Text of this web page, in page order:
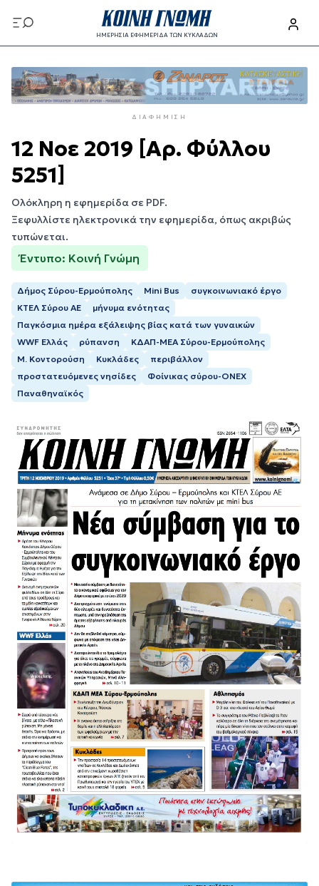
προς
το
περιεχόμενο
ΗΜΕΡΗΣΙΑ ΕΦΗΜΕΡΙΔΑ ΤΩΝ ΚΥΚΛΑΔΩΝ
προς
το
κυρίως
ΔΙΑΦΉΜΙΣΗ
12 Νοε 2019 [Αρ. Φύλλου
5251]
Ολόκληρη η εφημερίδα σε PDF.
Ξεφυλλίστε ηλεκτρονικά την εφημερίδα, όπως ακριβώς
τυπώνεται.
Έντυπο: Κοινή Γνώμη
Δήμος Σύρου-Ερμούπολης Mini Bus
συγκοινωνιακό έργο
ΚΤΕΛ Σύρου ΑΕ
μήνυμα ενότητας
Παγκόσμια ημέρα εξάλειψης βίας κατά των γυναικών
WWF Ελλάς
ρύπανση
ΚΔΑΠ-ΜΕΑ Σύρου-Ερμούπολης
Μ. Κοντορούση
Κυκλάδες
περιβάλλον
προστατευόμενες νησίδες
Φοίνικας σύρου-ONEX
Παναθηναϊκός